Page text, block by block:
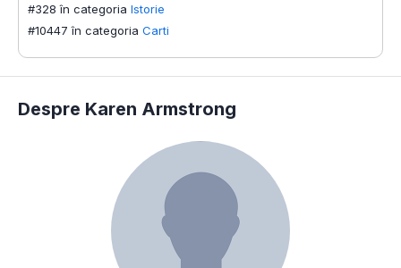
#328 în categoria Istorie
#10447 în categoria Carti
Despre Karen Armstrong